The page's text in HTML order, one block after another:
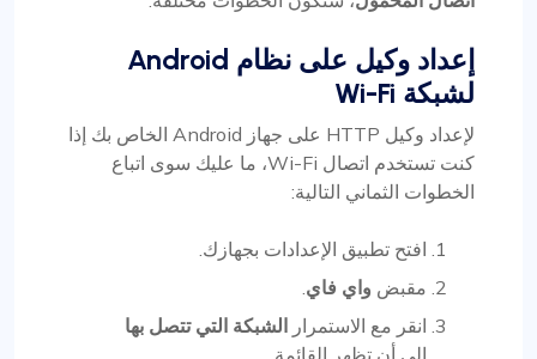
إعداد وكيل على نظام Android
لشبكة Wi-Fi
لإعداد وكيل HTTP على جهاز Android الخاص بك إذا
كنت تستخدم اتصال Wi-Fi، ما عليك سوى اتباع
الخطوات الثماني التالية:
افتح تطبيق الإعدادات بجهازك.
مقبض واي فاي
انقر مع الاستمرار الشبكة التي تتصل بها
إلى أن تظهر القائمة.